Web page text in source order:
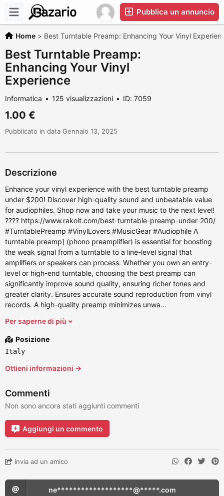
Pubblica un annuncio
Home > Best Turntable Preamp: Enhancing Your Vinyl
Best Turntable Preamp:
Enhancing Your Vinyl
Experience
Informatica 125 visualizzazioni ID: 7059
1.00 €
Pubblicato in data Gennaio 13, 2025
Descrizione
Enhance your vinyl experience with the best turntable preamp
under $200! Discover high-quality sound and unbeatable value
for audiophiles. Shop now and take your music to the next level!
???? https://www.rakoit.com/best-turntable-preamp-under-200/
#TurntablePreamp #VinylLovers #MusicGear #Audiophile A
turntable preamp] (phono preamplifier) is essential for boosting
the weak signal from a turntable to a line-level signal that
amplifiers or speakers can process. Whether you own an entry-
level or high-end turntable, choosing the best preamp can
significantly improve sound quality, ensuring richer tones and
greater clarity. Ensures accurate sound reproduction from vinyl
records. A high-quality preamp minimizes unwa...
Per saperne di più
Posizione
Italy
Ottieni informazioni →
Commenti
Non sono ancora stati aggiunti commenti
Aggiungi un commento
Invia ad un amico
ne*******************@*****.com